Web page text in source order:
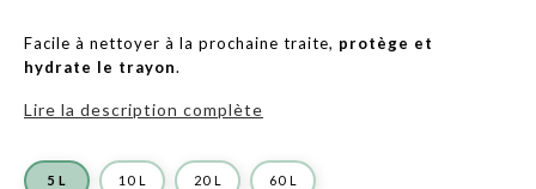
Facile à nettoyer à la prochaine traite, protège et
hydrate le trayon.
Lire la description complète
5 L 10 L 20 L 60 L